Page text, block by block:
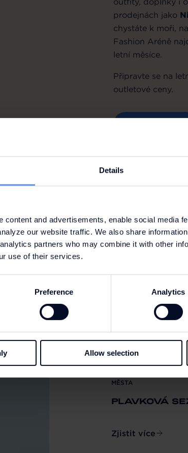
Details
content and advertisements, enable social media
our website traffic. We also share
partners who may combine it with other
use of their services.
Preference Analytics
Allow selection
prodejnách jako
chystáte k moři,
Fashion Aréně
letní měsíce.
Připravte se na
outletové ceny.
MĚSTA
PLAVKOVÁ
Zjistit více